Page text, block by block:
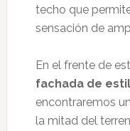
techo que
sensación de
En el frente de
fachada de
encontraremos
la mitad del